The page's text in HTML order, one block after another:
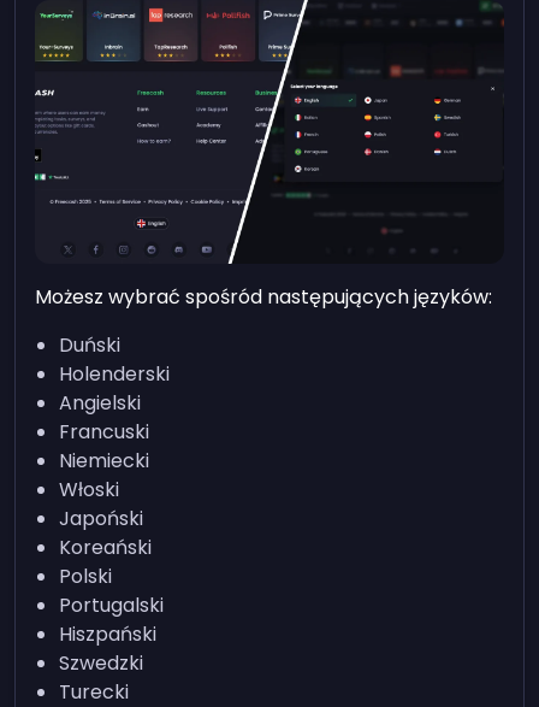
Możesz wybrać spośród następujących języków:
Duński
Holenderski
Angielski
Francuski
Niemiecki
Włoski
Japoński
Koreański
Polski
Portugalski
Hiszpański
Szwedzki
Turecki